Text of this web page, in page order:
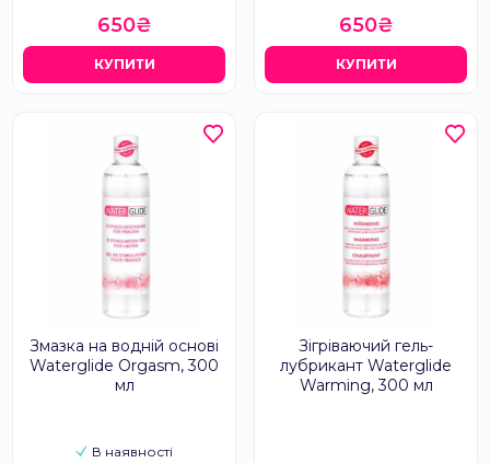
650₴
КУПИТИ
650₴
КУПИТИ
Змазка на водній основі
Waterglide Orgasm, 300
мл
В наявності
Зігріваючий гель-
лубрикант Waterglide
Warming, 300 мл